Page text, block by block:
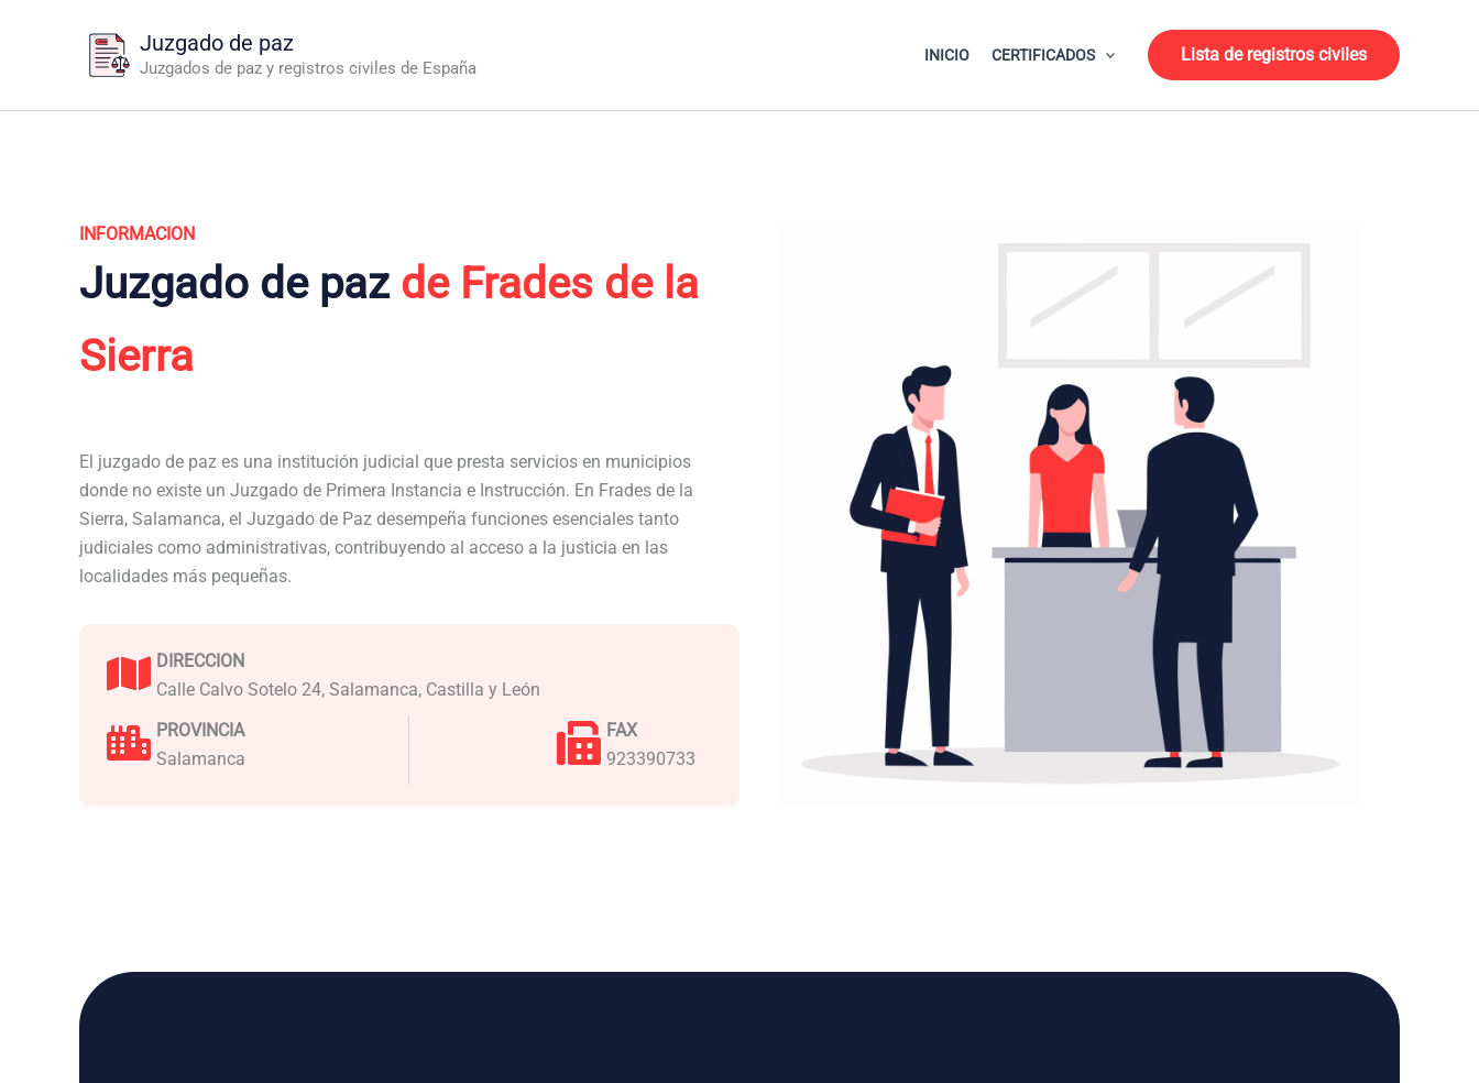
Juzgado de paz
Juzgados de paz y registros civiles de España
INICIO CERTIFICADOS Lista de registros civiles
INFORMACION
Juzgado de paz de Frades de la
Sierra
El juzgado de paz es una institución judicial que presta servicios en municipios
donde no existe un Juzgado de Primera Instancia e Instrucción. En Frades de la
Sierra, Salamanca, el Juzgado de Paz desempeña funciones esenciales tanto
judiciales como administrativas, contribuyendo al acceso a la justicia en las
localidades más pequeñas.
DIRECCION
Calle Calvo Sotelo 24, Salamanca, Castilla y León
PROVINCIA
Salamanca
FAX
923390733